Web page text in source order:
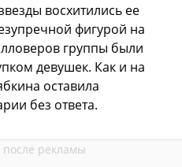
восхитились ее
фигурой на
группы были
девушек. Как и на
оставила
без ответа.